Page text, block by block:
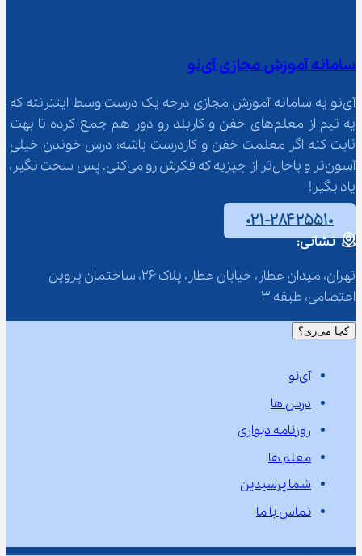
سامانه آموزش مجازی آی‌نو
آی‌نو یه سامانه آموزش مجازی درجه یک درست وسط اینترنته که
یه تیم از معلم‌‌های خفن و کاربلد رو دور هم جمع کرده تا بهت
ثابت کنه اگر معلمت خفن و کاردرست باشه؛ درس خوندن خیلی
آسون‌تر و باحال‌تر از چیزیه که فکرش رو می‌کنی. پس سخت نگیر،
یاد بگیر!
۰۲۱-۲۸۴۲۵۵۱۰
نشانی:
تهران، میدان عطار، خیابان عطار، پلاک 26، ساختمان پروین
اعتصامی، طبقه 3
کجا می‌ری؟
آی‌نو
درس ها
روزنامه دیواری
معلم ها
شما پرسیدین
تماس با ما